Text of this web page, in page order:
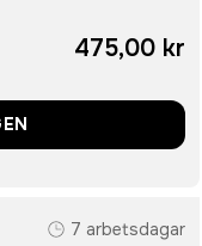
475,00 kr
7 arbetsdagar